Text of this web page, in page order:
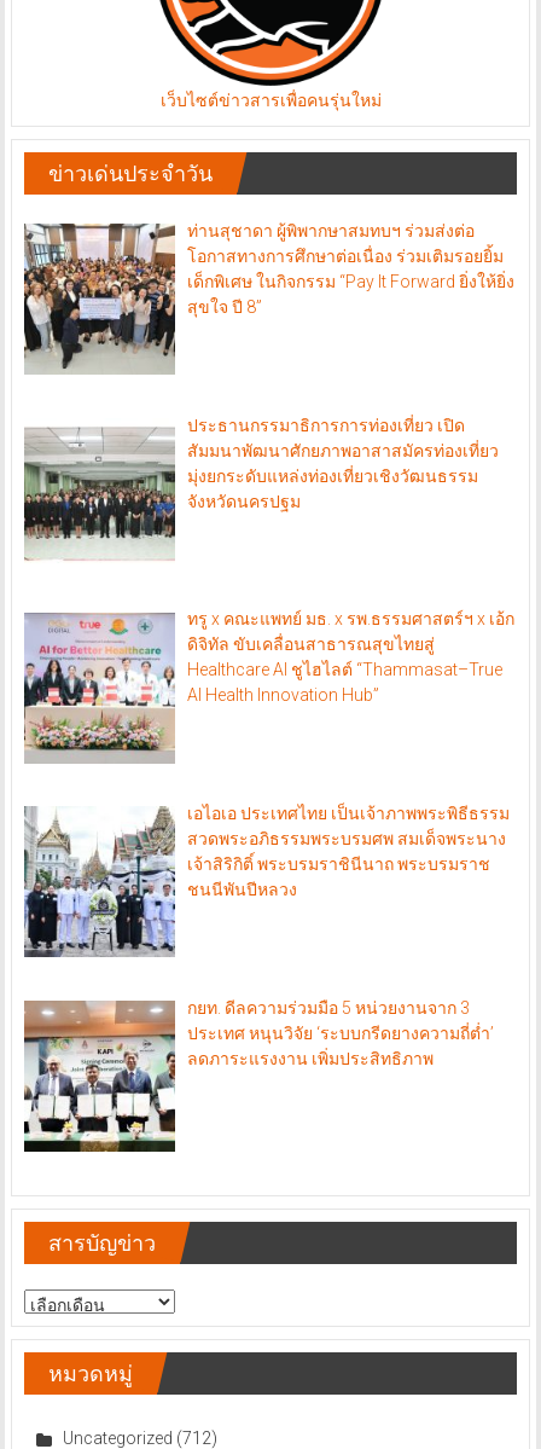
เว็บไซต์ข่าวสารเพื่อคนรุ่นใหม่
ข่าวเด่นประจำวัน
ท่านสุชาดา ผู้พิพากษาสมทบฯ ร่วมส่งต่อ
โอกาสทางการศึกษาต่อเนื่อง ร่วมเติมรอยยิ้ม
เด็กพิเศษ ในกิจกรรม “Pay It Forward ยิ่งให้ยิ่ง
สุขใจ ปี 8”
ประธานกรรมาธิการการท่องเที่ยว เปิด
สัมมนาพัฒนาศักยภาพอาสาสมัครท่องเที่ยว
มุ่งยกระดับแหล่งท่องเที่ยวเชิงวัฒนธรรม
จังหวัดนครปฐม
ทรู x คณะแพทย์ มธ. x รพ.ธรรมศาสตร์ฯ x เอ้ก
ดิจิทัล ขับเคลื่อนสาธารณสุขไทยสู่
Healthcare AI ชูไฮไลต์ “Thammasat–True
AI Health Innovation Hub”
เอไอเอ ประเทศไทย เป็นเจ้าภาพพระพิธีธรรม
สวดพระอภิธรรมพระบรมศพ สมเด็จพระนาง
เจ้าสิริกิติ์ พระบรมราชินีนาถ พระบรมราช
ชนนีพันปีหลวง
กยท. ดีลความร่วมมือ 5 หน่วยงานจาก 3
ประเทศ หนุนวิจัย ‘ระบบกรีดยางความถี่ต่ำ’
ลดภาระแรงงาน เพิ่มประสิทธิภาพ
สารบัญข่าว
สารบัญ
ข่าว
หมวดหมู่
Uncategorized (712)